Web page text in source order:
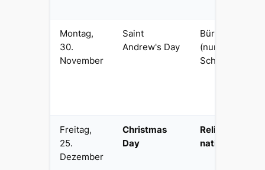
Montag,
30.
November
Saint
Andrew's Day
Bürgerlich
(nur
Schottland)
Freitag,
25.
Dezember
Christmas
Day
Religiös
national